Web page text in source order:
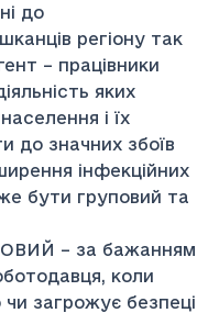
до
регіону так
– працівники
яких
і їх
до значних збоїв
інфекційних
бути груповий та
– за бажанням
коли
чи загрожує безпеці